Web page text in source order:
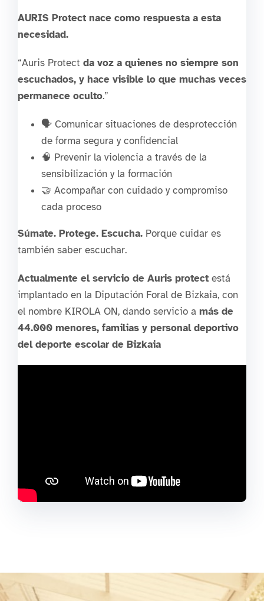
AURIS Protect nace como respuesta a esta
necesidad.
“Auris Protect da voz a quienes no siempre son
escuchados, y hace visible lo que muchas veces
permanece oculto.”
🗣️ Comunicar situaciones de desprotección
de forma segura y confidencial
🧠 Prevenir la violencia a través de la
sensibilización y la formación
🤝 Acompañar con cuidado y compromiso
cada proceso
Súmate. Protege. Escucha. Porque cuidar es
también saber escuchar.
Actualmente el servicio de Auris protect está
implantado en la Diputación Foral de Bizkaia, con
el nombre KIROLA ON, dando servicio a más de
44.000 menores, familias y personal deportivo
del deporte escolar de Bizkaia